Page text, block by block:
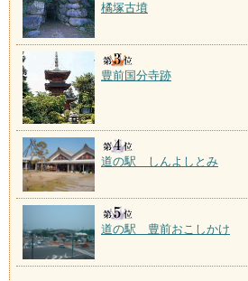
橘塚古墳
豊前国分寺跡
道の駅 しんよしとみ
道の駅 豊前おこしかけ